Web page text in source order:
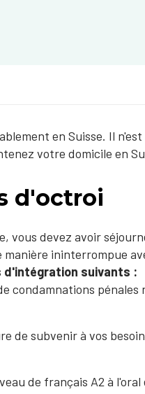
en Suisse. Il
votre domicile en
d'octroi
vous devez avoir
manière ininterrompue
d'intégration suivants :
condamnations
de subvenir à vos
de français A2 à l'oral